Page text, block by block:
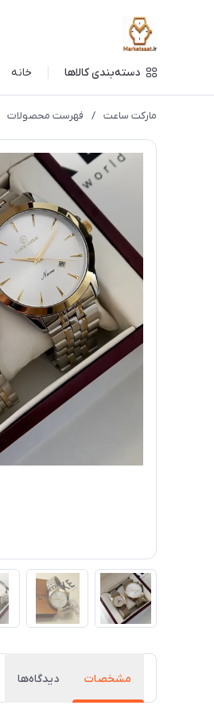
دسته‌بندی کالاها خانه
مارکت ساعت / فهرست محصولات
مشخصات دیدگاه‌ها